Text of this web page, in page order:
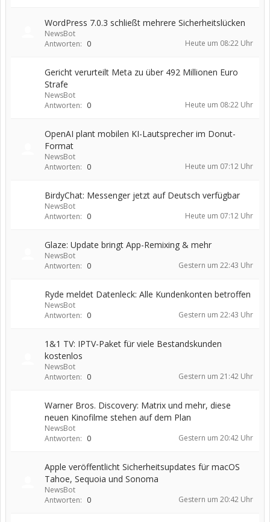
WordPress 7.0.3 schließt mehrere Sicherheitslücken
NewsBot
Antworten: 0 Heute um 08:22 Uhr
Gericht verurteilt Meta zu über 492 Millionen Euro
Strafe
NewsBot
Antworten: 0 Heute um 08:22 Uhr
OpenAI plant mobilen KI-Lautsprecher im Donut-
Format
NewsBot
Antworten: 0 Heute um 07:12 Uhr
BirdyChat: Messenger jetzt auf Deutsch verfügbar
NewsBot
Antworten: 0 Heute um 07:12 Uhr
Glaze: Update bringt App-Remixing & mehr
NewsBot
Antworten: 0 Gestern um 22:43 Uhr
Ryde meldet Datenleck: Alle Kundenkonten betroffen
NewsBot
Antworten: 0 Gestern um 22:43 Uhr
1&1 TV: IPTV-Paket für viele Bestandskunden
kostenlos
NewsBot
Antworten: 0 Gestern um 21:42 Uhr
Warner Bros. Discovery: Matrix und mehr, diese
neuen Kinofilme stehen auf dem Plan
NewsBot
Antworten: 0 Gestern um 20:42 Uhr
Apple veröffentlicht Sicherheitsupdates für macOS
Tahoe, Sequoia und Sonoma
NewsBot
Antworten: 0 Gestern um 20:42 Uhr